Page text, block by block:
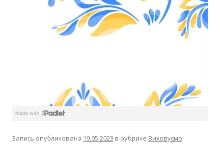
Запись опубликована 19.05.2023 в рубрике Виховуємо